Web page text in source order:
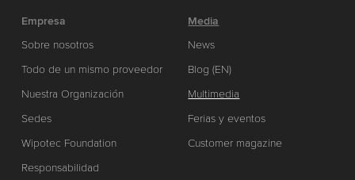
Empresa
Sobre nosotros
Todo de un mismo proveedor
Nuestra Organización
Sedes
Wipotec Foundation
Responsabilidad
Media
News
Blog (EN)
Multimedia
Ferias y eventos
Customer magazine